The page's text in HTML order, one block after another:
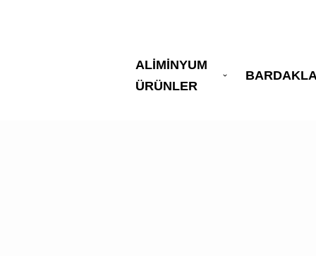
ALİMİNYUM
ÜRÜNLER